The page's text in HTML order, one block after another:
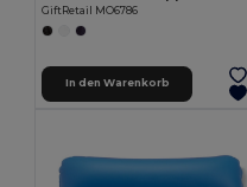
GiftRetail MO6786
In den Warenkorb